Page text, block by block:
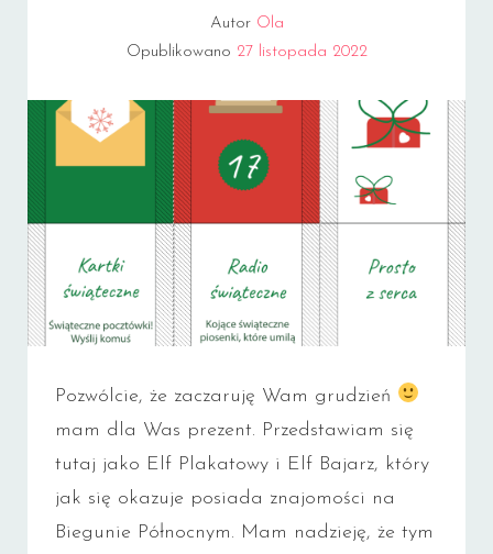
Autor Ola
Opublikowano 27 listopada 2022
Pozwólcie, że zaczaruję Wam grudzień
mam dla Was prezent. Przedstawiam się
tutaj jako Elf Plakatowy i Elf Bajarz, który
jak się okazuje posiada znajomości na
Biegunie Północnym. Mam nadzieję, że tym